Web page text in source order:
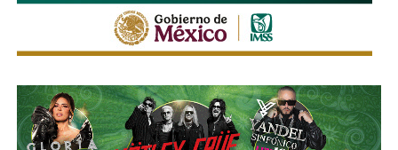
Ahí fueron encontrados18 tanques verticales, dos líneas
completas de producción para hidrocarburos, alrededor de
40 mil litros de petróleo crudo y diésel, además de
muestras de ácido sulfúrico, hidrocarburos y diversa
documentación relacionada con la operación del sitio.